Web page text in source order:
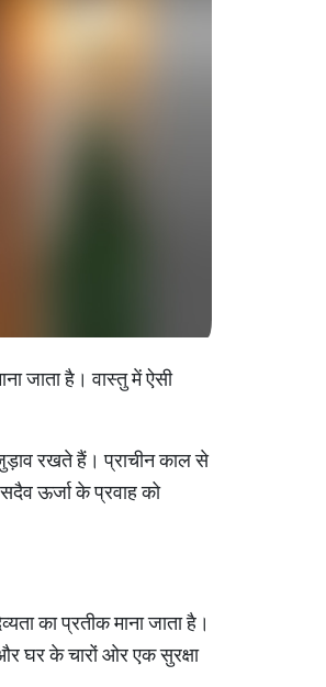
जाता है। वास्तु में ऐसी
रखते हैं। प्राचीन काल से
ऊर्जा के प्रवाह को
का प्रतीक माना जाता है।
घर के चारों ओर एक सुरक्षा